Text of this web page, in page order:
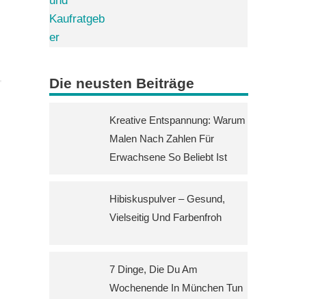
Die neusten Beiträge
Kreative Entspannung: Warum
Malen Nach Zahlen Für
Erwachsene So Beliebt Ist
Hibiskuspulver – Gesund,
Vielseitig Und Farbenfroh
7 Dinge, Die Du Am
Wochenende In München Tun